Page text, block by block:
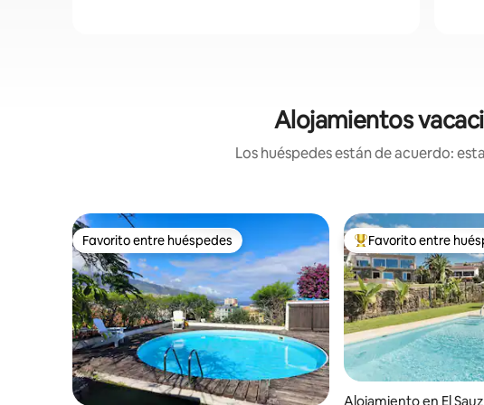
Alojamientos
Los huéspedes están de acuerdo:
Favorito entre huéspedes
Favorito entre huéspedes Favorito entre
Favorito entre
Alojamiento en El